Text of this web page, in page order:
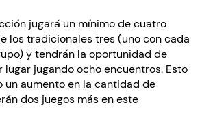
jugará un mínimo de cuatro
los tradicionales tres (uno con cada
y tendrán la oportunidad de
jugando ocho encuentros. Esto
un aumento en la cantidad de
dos juegos más en este